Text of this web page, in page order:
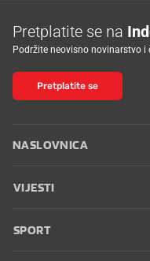
Pretplatite se na
Podržite neovisno novinarstvo i
Pretplatite se
NASLOVNICA
VIJESTI
SPORT